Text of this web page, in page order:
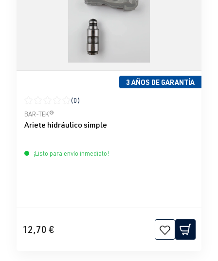
3 AÑOS DE GARANTÍA
Calificación promedio de 0 de 5 estrellas
(0)
BAR-TEK®
Ariete hidráulico simple
¡Listo para envío inmediato!
12,70 €